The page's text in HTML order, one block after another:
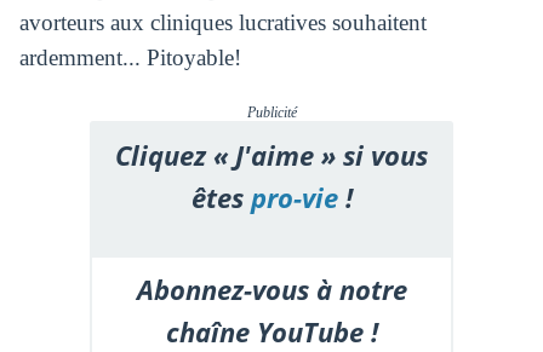
avorteurs aux cliniques lucratives souhaitent
ardemment... Pitoyable!
Publicité
Cliquez « J'aime » si vous
êtespro-vie!
Abonnez-vous à notre
chaîne YouTube !